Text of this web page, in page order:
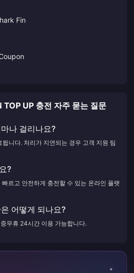
Fin
UP 충전 자주 묻는 질문
나 걸리나요?
니다. 처리가 지연되는 경우 고객 지원 팀
?
르고 안전하게 충전할 수 있는 온라인 플랫
어떻게 되나요?
무휴 24시간 이용 가능합니다.